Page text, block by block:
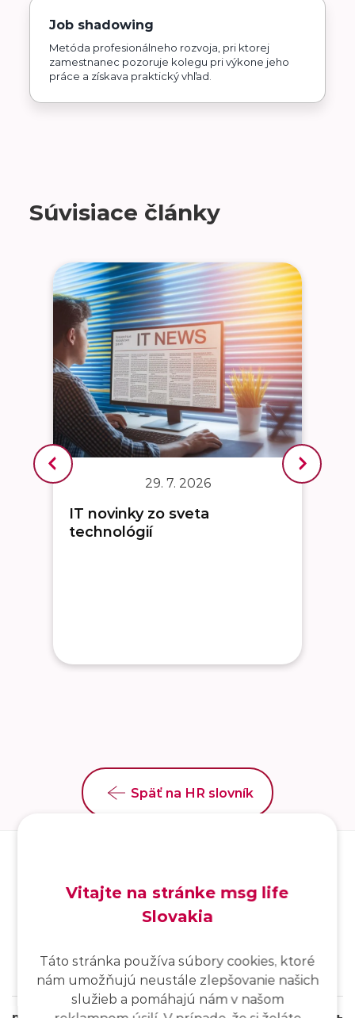
Job shadowing
Metóda profesionálneho rozvoja, pri ktorej
zamestnanec pozoruje kolegu pri výkone jeho
práce a získava praktický vhľad.
Súvisiace články
29. 7. 2026
IT novinky zo sveta
technológií
Späť na HR slovník
SK/EN/DE
Vitajte na stránke msg life
Slovakia
Táto stránka používa súbory cookies, ktoré
nám umožňujú neustále zlepšovanie našich
služieb a pomáhajú nám v našom